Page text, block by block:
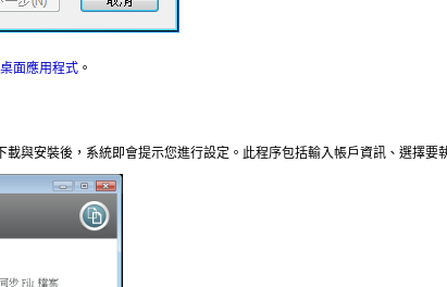
面應用程式 。
與安裝後，系統即會提示您進行設定。此程序包括輸入帳戶資訊、選擇